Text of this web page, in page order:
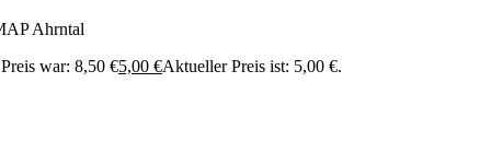
Ahrntal
war: 8,50 €5,00 €Aktueller Preis ist: 5,00 €.